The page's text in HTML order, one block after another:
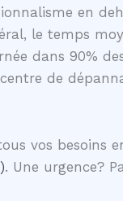
en
le temps
dans 90%
de
vos besoins
. Une urgence?